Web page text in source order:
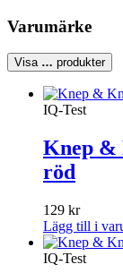
Varumärke
Visa … produkter
IQ-Test
Knep &
röd
129 kr
Lägg till i
IQ-Test